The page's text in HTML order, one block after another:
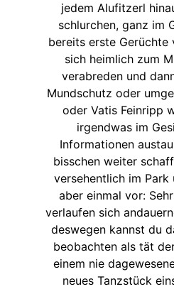
jedem Alufitzerl
schlurchen, ganz im
bereits erste Gerüchte
sich heimlich zum
verabreden und
Mundschutz oder
oder Vatis Feinripp
irgendwas im
Informationen
bisschen weiter
versehentlich im
aber einmal vor:
verlaufen sich
deswegen kannst du
beobachten als tät
einem nie
neues Tanzstück